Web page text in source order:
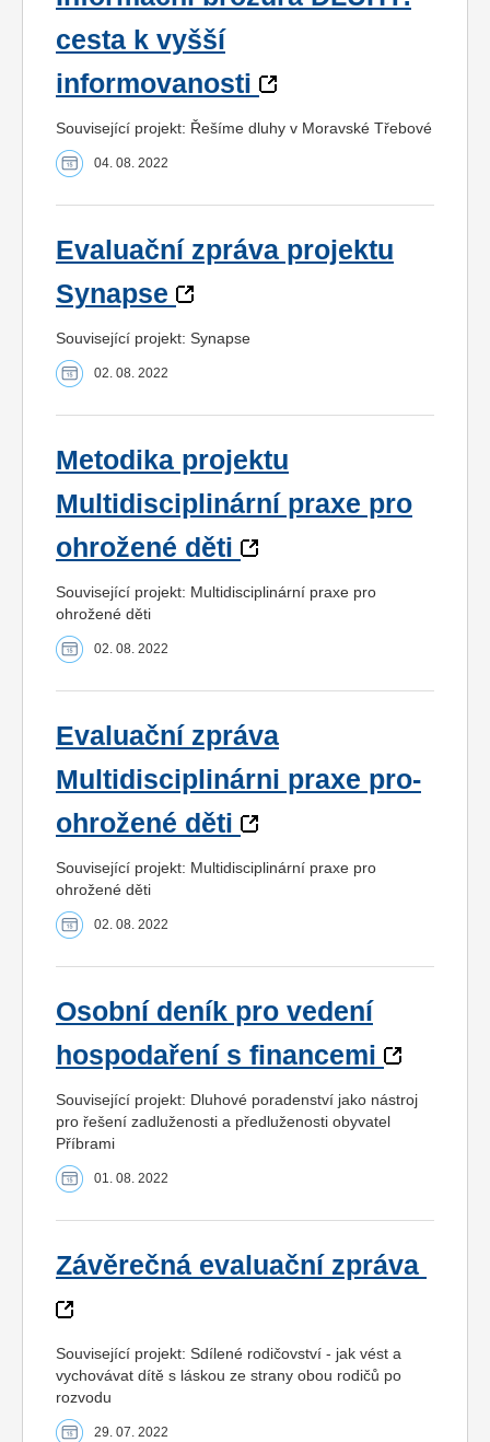
cesta k vyšší
informovanosti
Související projekt: Řešíme dluhy v Moravské Třebové
04. 08. 2022
Evaluační zpráva projektu
Synapse
Související projekt: Synapse
02. 08. 2022
Metodika projektu
Multidisciplinární praxe pro
ohrožené děti
Související projekt: Multidisciplinární praxe pro
ohrožené děti
02. 08. 2022
Evaluační zpráva
Multidisciplinárni praxe pro-
ohrožené děti
Související projekt: Multidisciplinární praxe pro
ohrožené děti
02. 08. 2022
Osobní deník pro vedení
hospodaření s financemi
Související projekt: Dluhové poradenství jako nástroj
pro řešení zadluženosti a předluženosti obyvatel
Příbrami
01. 08. 2022
Závěrečná evaluační zpráva
Související projekt: Sdílené rodičovství - jak vést a
vychovávat dítě s láskou ze strany obou rodičů po
rozvodu
29. 07. 2022